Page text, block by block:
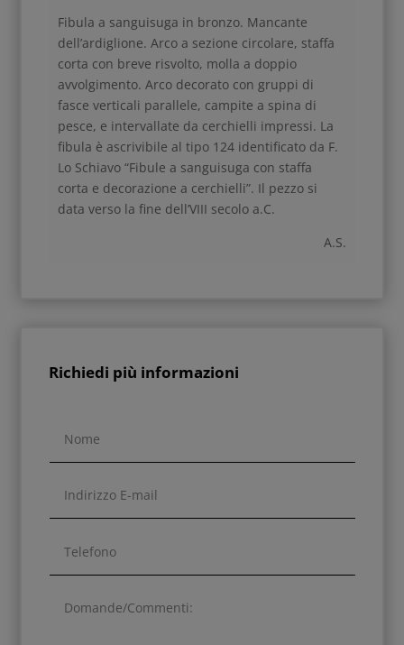
Fibula a sanguisuga in bronzo. Mancante
dell’ardiglione. Arco a sezione circolare, staffa
corta con breve risvolto, molla a doppio
avvolgimento. Arco decorato con gruppi di
fasce verticali parallele, campite a spina di
pesce, e intervallate da cerchielli impressi. La
fibula è ascrivibile al tipo 124 identificato da F.
Lo Schiavo “Fibule a sanguisuga con staffa
corta e decorazione a cerchielli”. Il pezzo si
data verso la fine dell’VIII secolo a.C.
A.S.
Richiedi più informazioni